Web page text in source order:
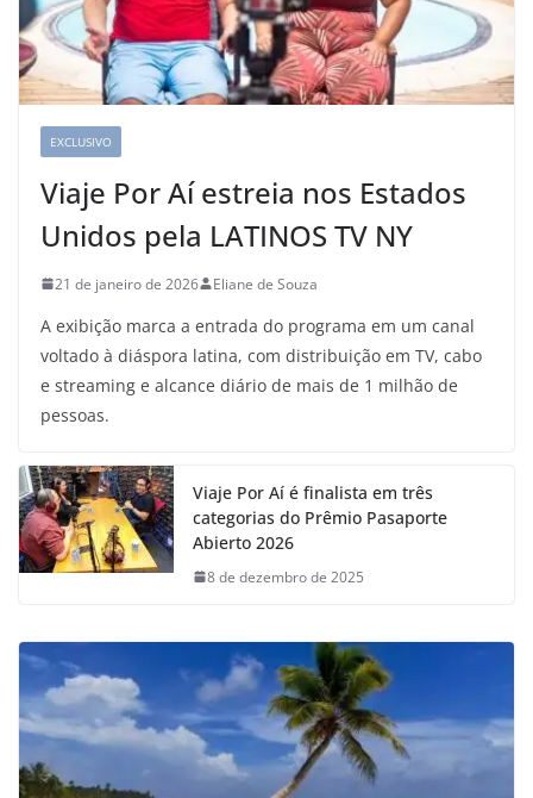
EXCLUSIVO
Viaje Por Aí estreia nos Estados
Unidos pela LATINOS TV NY
21 de janeiro de 2026 Eliane de Souza
A exibição marca a entrada do programa em um canal
voltado à diáspora latina, com distribuição em TV, cabo
e streaming e alcance diário de mais de 1 milhão de
pessoas.
Viaje Por Aí é finalista em três
categorias do Prêmio Pasaporte
Abierto 2026
8 de dezembro de 2025